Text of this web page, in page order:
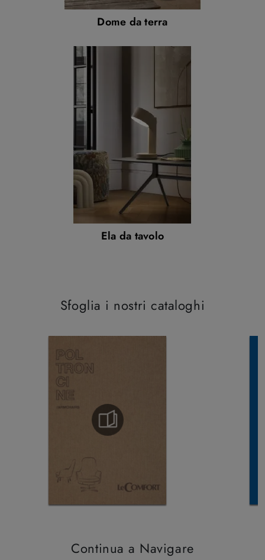
Dome da terra
Ela da tavolo
Sfoglia i nostri cataloghi
Continua a Navigare